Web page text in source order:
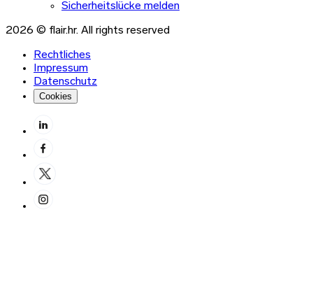
Sicherheitslücke melden
2026 © flair.hr. All rights reserved
Rechtliches
Impressum
Datenschutz
Cookies